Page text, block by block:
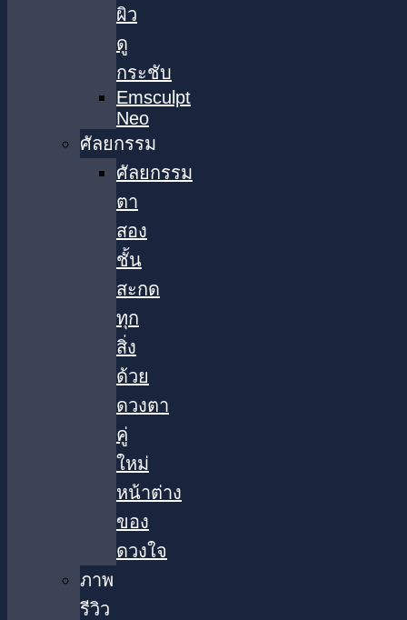
ผิว
ดู
กระชับ
Emsculpt
Neo
ศัลยกรรม
ศัลยกรรม
ตา
สอง
ชั้น
สะกด
ทุก
สิ่ง
ด้วย
ดวงตา
คู่
ใหม่
หน้าต่าง
ของ
ดวงใจ
ภาพ
รีวิว